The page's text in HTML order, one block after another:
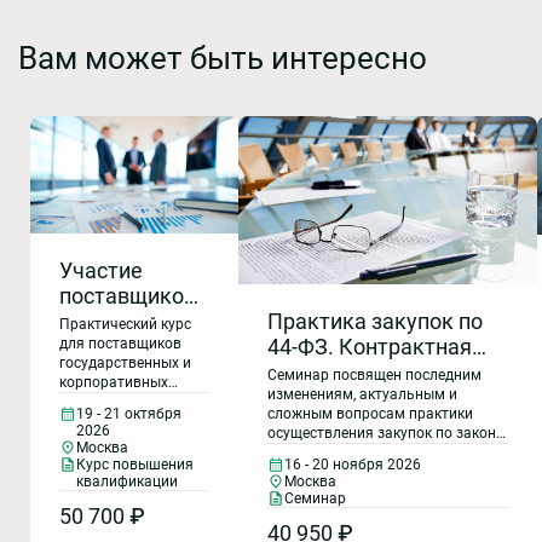
Вам может быть интересно
Участие
поставщиков
(подрядчиков,
исполнителей)
в закупках по
закону № 44-
ФЗ.
Изменения,
практика,
вопросы
Практический курс
для поставщиков
государственных и
корпоративных
поставщиков
(подрядчиков,
исполнителей) в
закупках по закону
практика, сложные
19 - 21 октября
2026
Москва
Курс повышения
квалификации
50 700 ₽
Практика закупок по
44-ФЗ. Контрактная
система:новые
изменения для
заказчиков и
поставщиков.Контроль
ФАС
Семинар посвящен последним
изменениям, актуальным и
сложным вопросам практики
осуществления закупок по закону
включая специалиста ФАС
России, представят последние
изменения в регулировании
закупок, обзор нормативной базы
16 - 20 ноября 2026
Москва
Семинар
40 950 ₽